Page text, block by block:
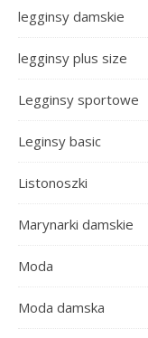
legginsy damskie
legginsy plus size
Legginsy sportowe
Leginsy basic
Listonoszki
Marynarki damskie
Moda
Moda damska